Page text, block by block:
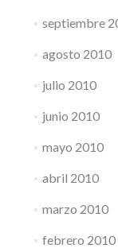
septiembre
agosto 2010
julio 2010
junio 2010
mayo 2010
abril 2010
marzo 2010
febrero 2010